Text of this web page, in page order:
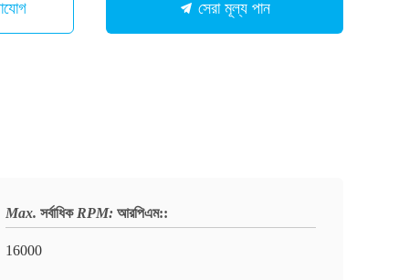
সেরা মূল্য পান
Max. সর্বাধিক RPM: আরপিএম::
16000